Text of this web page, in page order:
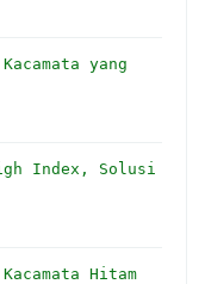
yang
Index, Solusi
Hitam